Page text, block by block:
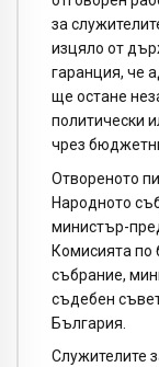
за
изцяло от
гаранция, че
ще остане
политически
чрез
Отвореното
Народното
министър-
Комисията
събрание,
съдебен
България.
Служителите